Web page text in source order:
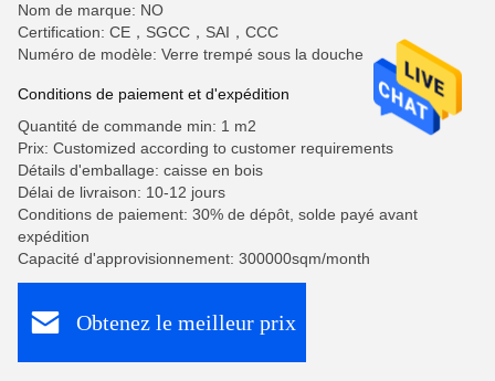
Nom de marque: NO
Certification: CE，SGCC，SAI，CCC
Numéro de modèle: Verre trempé sous la douche
Conditions de paiement et d'expédition
Quantité de commande min: 1 m2
Prix: Customized according to customer requirements
Détails d'emballage: caisse en bois
Délai de livraison: 10-12 jours
Conditions de paiement: 30% de dépôt, solde payé avant
expédition
Capacité d'approvisionnement: 300000sqm/month
Obtenez le meilleur prix